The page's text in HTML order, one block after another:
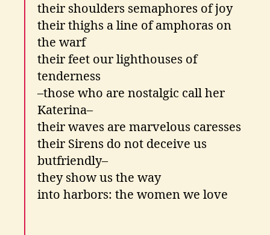
their shoulders semaphores of joy
their thighs a line of amphoras on
the warf
their feet our lighthouses of
tenderness
–those who are nostalgic call her
Katerina–
their waves are marvelous caresses
their Sirens do not deceive us
butfriendly–
they show us the way
into harbors: the women we love